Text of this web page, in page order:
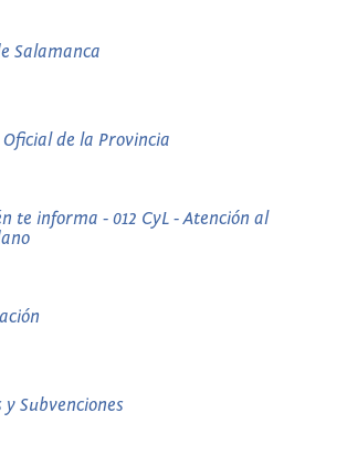
Salamanca
de la Provincia
te informa - 012 CyL - Atención al
y Subvenciones